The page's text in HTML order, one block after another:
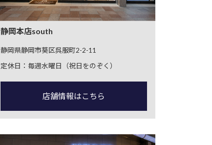
静岡本店south
静岡県静岡市葵区呉服町2-2-11
定休日：毎週水曜日（祝日をのぞく）
店舗情報はこちら